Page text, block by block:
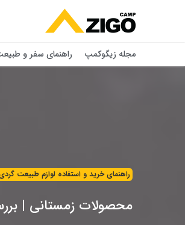
مجله زیگوکمپ راهنمای سفر و
راهنمای خرید و استفاده لوازم طبیعت
محصولات زمستانی |